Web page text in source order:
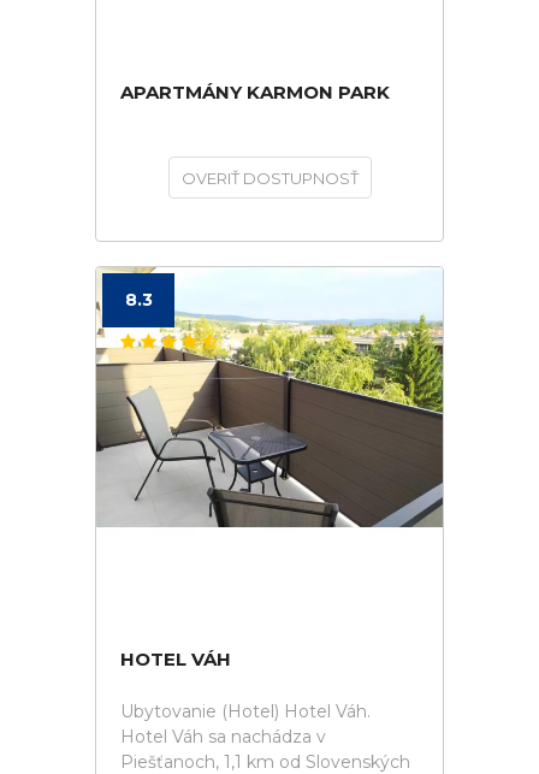
APARTMÁNY KARMON PARK
OVERIŤ DOSTUPNOSŤ
8.3
HOTEL VÁH
Ubytovanie (Hotel) Hotel Váh.
Hotel Váh sa nachádza v
Piešťanoch, 1,1 km od Slovenských